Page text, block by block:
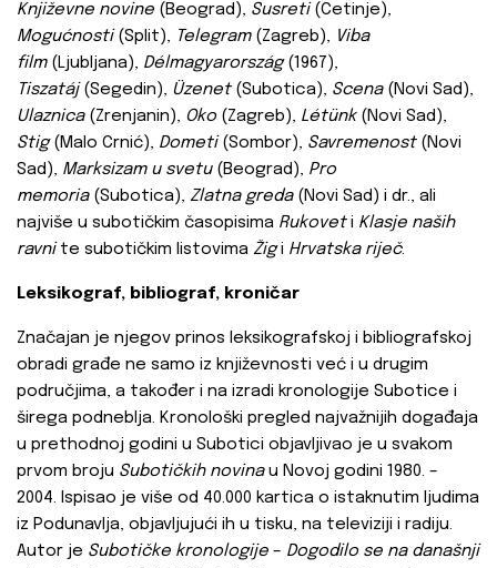
Književne novine (Beograd), Susreti (Cetinje),
Mogućnosti (Split), Telegram (Zagreb), Viba
film (Ljubljana), Délmagyarország(1967),
Tiszatáj (Segedin), Üzenet (Subotica), Scena (Novi Sad),
Ulaznica (Zrenjanin), Oko (Zagreb), Létünk (Novi Sad),
Stig(Malo Crnić), Dometi (Sombor), Savremenost (Novi
Sad), Marksizam u svetu (Beograd), Pro
memoria (Subotica), Zlatna greda (Novi Sad) i dr., ali
najviše u subotičkim časopisima Rukoveti Klasje naših
ravni te subotičkim listovima Žigi Hrvatska riječ.
Leksikograf, bibliograf, kroničar
Značajan je njegov prinos leksikografskoj i bibliografskoj
obradi građe ne samo iz književnosti već i u drugim
područjima, a također i na izradi kronologije Subotice i
širega podneblja. Kronološki pregled najvažnijih događaja
u prethodnoj godini u Subotici objavljivao je u svakom
prvom broju Subotičkih novinau Novoj godini 1980. –
2004. Ispisao je više od 40.000 kartica o istaknutim ljudima
iz Podunavlja, objavljujući ih u tisku, na televiziji i radiju.
Autor je Subotičke kronologije – Dogodilo se na današnji